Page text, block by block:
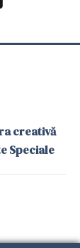
creativă
Speciale